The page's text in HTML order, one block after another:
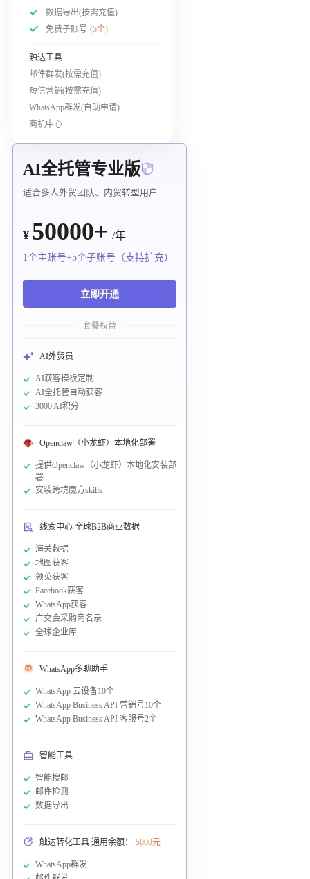
数据导出(按需充值)
免费子账号 (5个)
触达工具
邮件群发(按需充值)
短信营销(按需充值)
WhatsApp群发(自助申请)
商机中心
AI全托管专业版
适合多人外贸团队、内贸转型用户
¥ 50000+ /年
1个主账号+5个子账号（支持扩充）
立即开通
套餐权益
AI外贸员
AI获客模板定制
AI全托管自动获客
3000 AI积分
Openclaw（小龙虾）本地化部署
提供Openclaw（小龙虾）本地化安装部
署
安装跨境魔方skills
线索中心 全球B2B商业数据
海关数据
地图获客
领英获客
Facebook获客
WhatsApp获客
广交会采购商名录
全球企业库
WhatsApp多聊助手
WhatsApp 云设备10个
WhatsApp Business API 营销号10个
WhatsApp Business API 客服号2个
智能工具
智能搜邮
邮件检测
数据导出
触达转化工具 通用余额： 5000元
WhatsApp群发